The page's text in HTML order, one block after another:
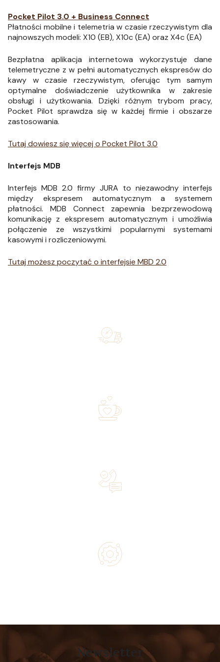
Pocket Pilot 3.0 + Business Connect
Płatności mobilne i telemetria w czasie rzeczywistym dla
najnowszych modeli: X10 (EB), X10c (EA) oraz X4c (EA)
Bezpłatna aplikacja internetowa wykorzystuje dane
telemetryczne z w pełni automatycznych ekspresów do
kawy w czasie rzeczywistym, oferując tym samym
optymalne doświadczenie użytkownika w zakresie
obsługi i użytkowania. Dzięki różnym trybom pracy,
Pocket Pilot sprawdza się w każdej firmie i obszarze
zastosowania.
Tutaj dowiesz się więcej o Pocket Pilot 3.0
Interfejs MDB
Interfejs MDB 2.0 firmy JURA to niezawodny interfejs
między ekspresem automatycznym a systemem
płatności. MDB Connect zapewnia bezprzewodową
komunikację z ekspresem automatycznym i umożliwia
połączenie ze wszystkimi popularnymi systemami
kasowymi i rozliczeniowymi.
Tutaj możesz poczytać o interfejsie MBD 2.0
Newsletter